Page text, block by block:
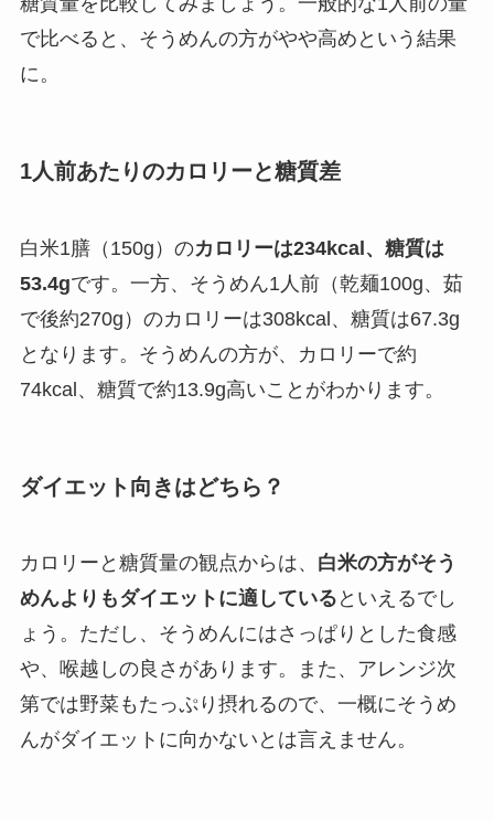
で比べると、そうめんの方がやや高めという結果
に。
1人前あたりのカロリーと糖質差
白米1膳（150g）のカロリーは234kcal、糖質は
53.4gです。一方、そうめん1人前（乾麺100g、茹
で後約270g）のカロリーは308kcal、糖質は67.3g
となります。そうめんの方が、カロリーで約
74kcal、糖質で約13.9g高いことがわかります。
ダイエット向きはどちら？
カロリーと糖質量の観点からは、 白米の方がそう
めんよりもダイエットに適している といえるでし
ょう。ただし、そうめんにはさっぱりとした食感
や、喉越しの良さがあります。また、アレンジ次
第では野菜もたっぷり摂れるので、一概にそうめ
んがダイエットに向かないとは言えません。